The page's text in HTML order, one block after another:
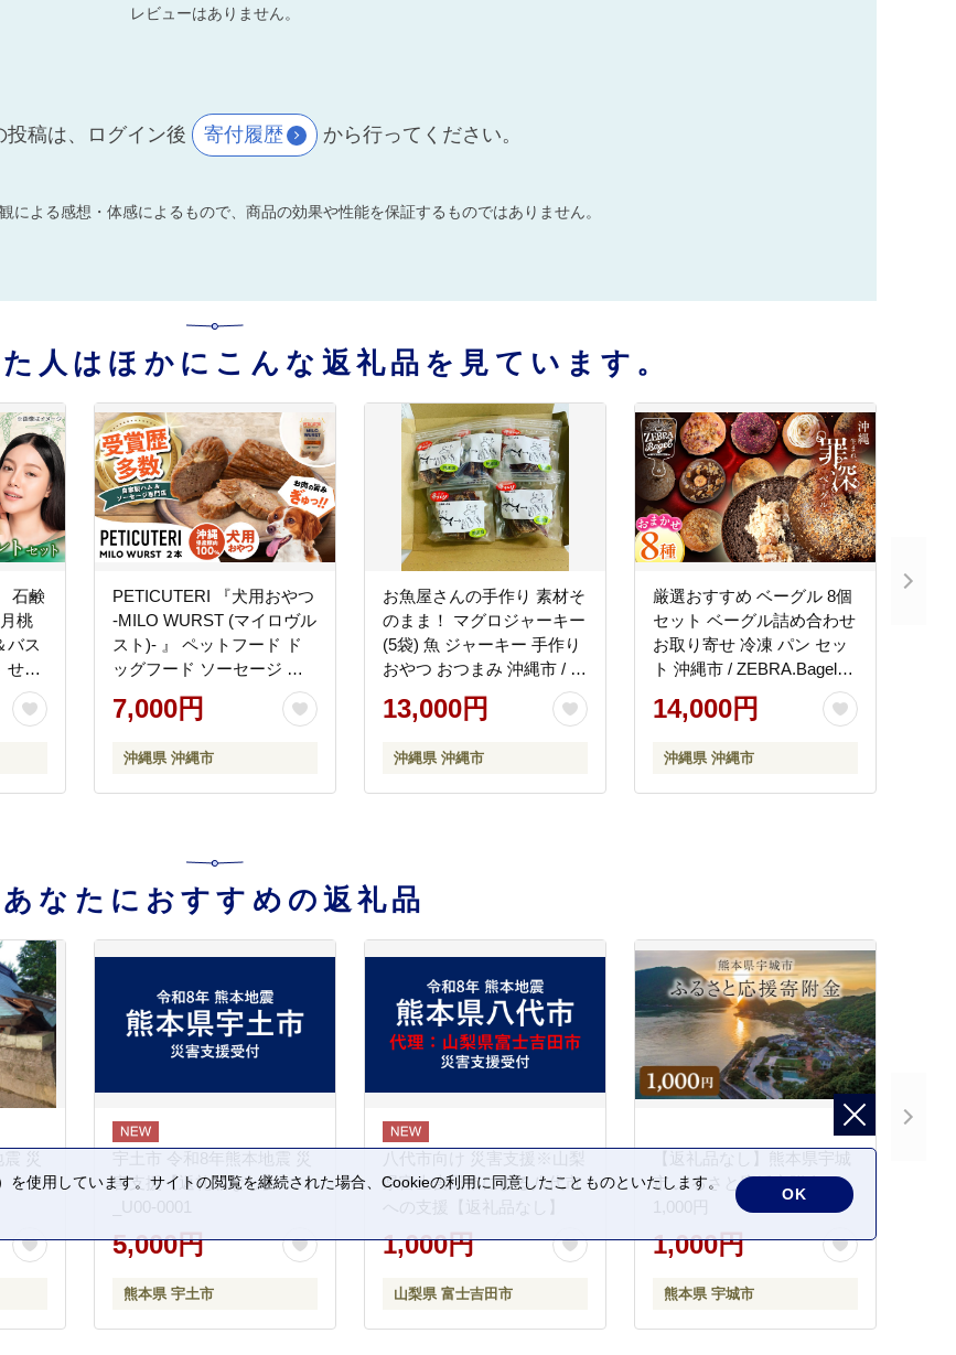
レビューはありません。
投稿は、ログイン後 寄付履歴 から行ってください。
による感想・体感によるもので、商品の効果や性能を保証するものではありません。
人はほかにこんな返礼品を見ています。
石鹸
桃
バス
せっ
湿 沖
会社
PETICUTERI 『犬用おやつ
-MILO WURST (マイロヴル
スト)- 』 ペットフード ド
ッグフード ソーセージ 犬
猫 沖縄市 7000円 / TESIO
[BCAD023]
7,000円
沖縄県 沖縄市
お魚屋さんの手作り 素材そ
のまま！ マグロジャーキー
(5袋) 魚 ジャーキー 手作り
おやつ おつまみ 沖縄市 / 魚
商ばってん [BCCE001] 常
温
13,000円
沖縄県 沖縄市
厳選おすすめ ベーグル 8個
セット ベーグル詰め合わせ
お取り寄せ 冷凍 パン セッ
ト 沖縄市 / ZEBRA.Bagel
[BCAE002] 冷凍 ストック
14,000円
沖縄県 沖縄市
あなたにおすすめの返礼品
災
宇土市 令和8年熊本地震 災
害支援【返礼品なし】
_U00-0001
5,000円
熊本県 宇土市
八代市向け 災害支援※山梨
県富士吉田市による八代市
への支援【返礼品なし】
1,000円
山梨県 富士吉田市
【返礼品なし】熊本県宇城
市 ふるさと応援寄附金
1,000円
1,000円
熊本県 宇城市
使用しています。サイトの閲覧を継続された場合、Cookieの利用に同意したことものといたします。
OK